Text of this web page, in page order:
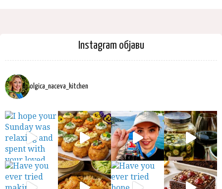
Instagram објави
olgica_naceva_kitchen